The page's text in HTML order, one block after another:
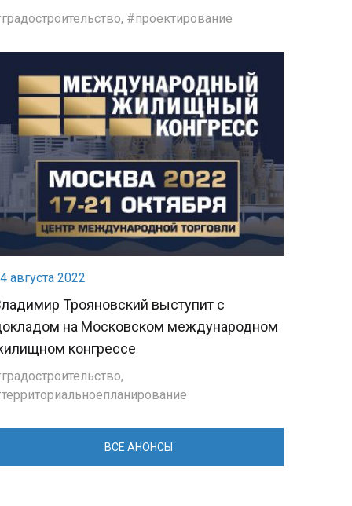
градостроительство, проектирование
августа 2022
Трояновский выступит с
на Московском международном
конгрессе
градостроительство,
территориальноепланирование
ВСЕ АНОНСЫ